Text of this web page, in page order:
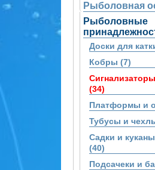
Рыболовная
Рыболовные
Доски для
Кобры (7)
(34)
Платформы и
Тубусы и
Садки и
(40)
Подсачеки и